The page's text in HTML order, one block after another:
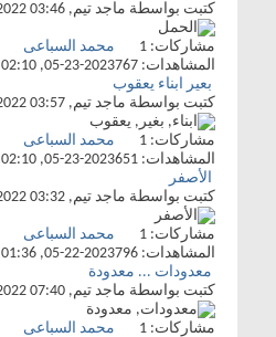
كتبت بواسطة ماجد تيم‏, 04-05-2022 03:46 AM
مشاركات: 1
المشاهدات: 767
محمد السباعى
05-23-2023,
02:10 PM
بعير ابناء يعقوب
كتبت بواسطة ماجد تيم‏, 04-06-2022 03:57 PM
مشاركات: 1
المشاهدات: 651
محمد السباعى
05-23-2023,
02:10 PM
الأصفر
كتبت بواسطة ماجد تيم‏, 04-07-2022 03:32 AM
مشاركات: 1
المشاهدات: 796
محمد السباعى
05-22-2023,
01:36 PM
معدودات ... معدودة
كتبت بواسطة ماجد تيم‏, 04-08-2022 07:40 AM
مشاركات: 1
محمد السباعى